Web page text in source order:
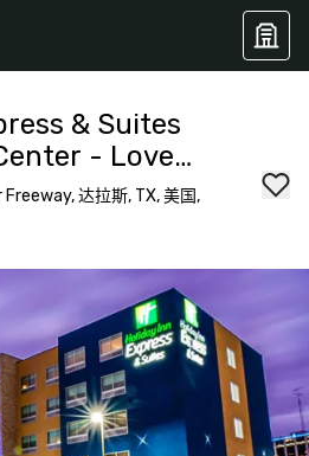
& Suites
- Love
达拉斯, TX, 美国,